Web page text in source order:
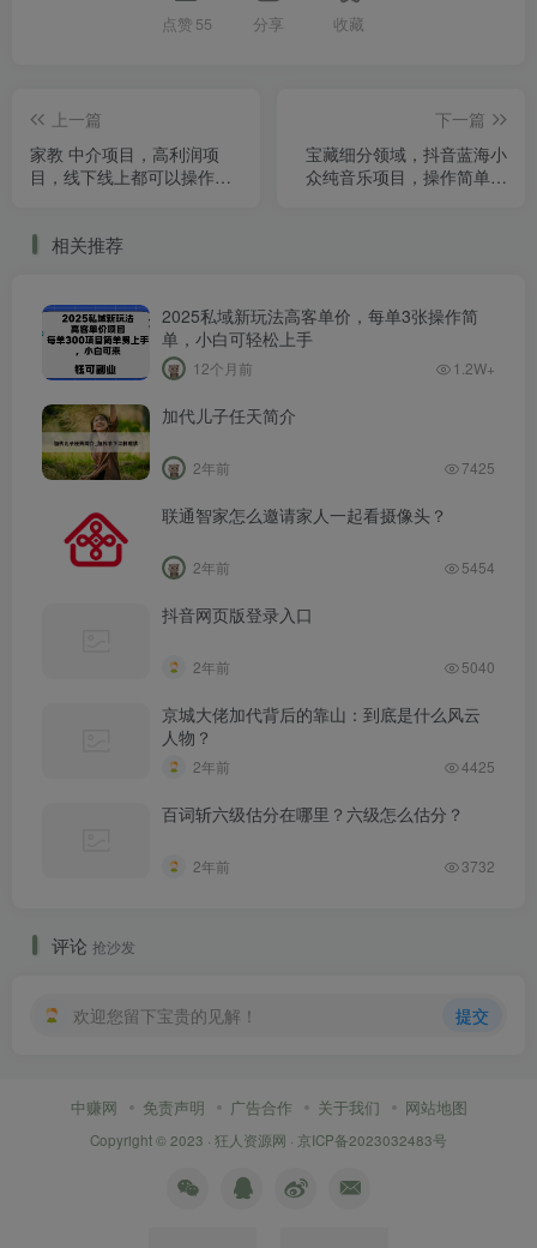
点赞 55 分享 收藏
上一篇
家教 中介项目，高利润项
目，线下线上都可以操作，
下一篇
宝藏细分领域，抖音蓝海小
众纯音乐项目，操作简单让
相关推荐
2025私域新玩法高客单价，每单3张操作简
单，小白可轻松上手
12个月前 1.2W+
加代儿子任天简介
2年前 7425
联通智家怎么邀请家人一起看摄像头？
2年前 5454
抖音网页版登录入口
2年前 5040
京城大佬加代背后的靠山：到底是什么风云
人物？
2年前 4425
百词斩六级估分在哪里？六级怎么估分？
2年前 3732
评论 抢沙发
欢迎您留下宝贵的见解！ 提交
中赚网 免责声明 广告合作 关于我们 网站地图
Copyright © 2023 · 狂人资源网 · 京ICP备2023032483号